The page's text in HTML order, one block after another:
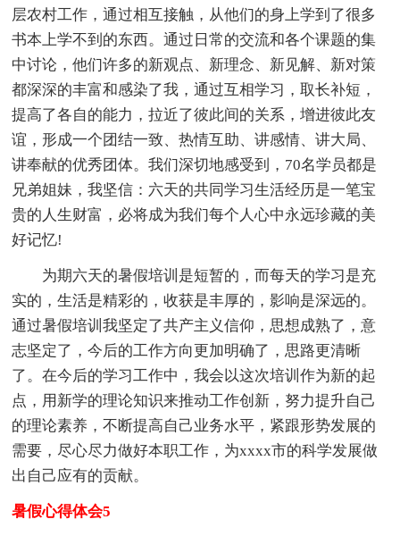
层农村工作，通过相互接触，从他们的身上学到了很多
书本上学不到的东西。通过日常的交流和各个课题的集
中讨论，他们许多的新观点、新理念、新见解、新对策
都深深的丰富和感染了我，通过互相学习，取长补短，
提高了各自的能力，拉近了彼此间的关系，增进彼此友
谊，形成一个团结一致、热情互助、讲感情、讲大局、
讲奉献的优秀团体。我们深切地感受到，70名学员都是
兄弟姐妹，我坚信：六天的共同学习生活经历是一笔宝
贵的人生财富，必将成为我们每个人心中永远珍藏的美
好记忆!
为期六天的暑假培训是短暂的，而每天的学习是充
实的，生活是精彩的，收获是丰厚的，影响是深远的。
通过暑假培训我坚定了共产主义信仰，思想成熟了，意
志坚定了，今后的工作方向更加明确了，思路更清晰
了。在今后的学习工作中，我会以这次培训作为新的起
点，用新学的理论知识来推动工作创新，努力提升自己
的理论素养，不断提高自己业务水平，紧跟形势发展的
需要，尽心尽力做好本职工作，为xxxx市的科学发展做
出自己应有的贡献。
暑假心得体会5